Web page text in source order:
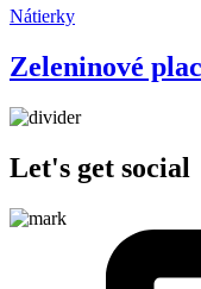
Nátierky
Zeleninové
Let's get social